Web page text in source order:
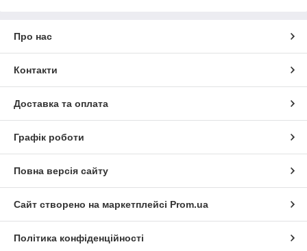
Про нас
Контакти
Доставка та оплата
Графік роботи
Повна версія сайту
Сайт створено на маркетплейсі Prom.ua
Політика конфіденційності